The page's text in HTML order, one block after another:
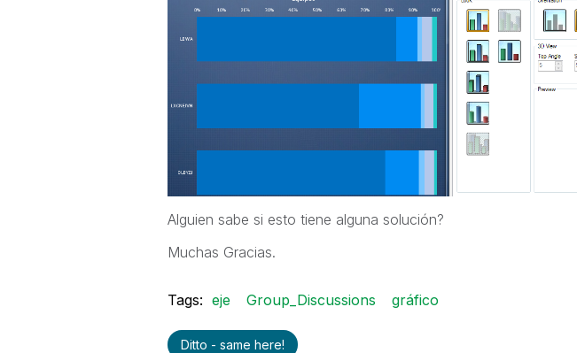
Alguien sabe si esto tiene alguna solución?
Muchas Gracias.
Tags: eje Group_Discussions gráfico
Ditto - same here!